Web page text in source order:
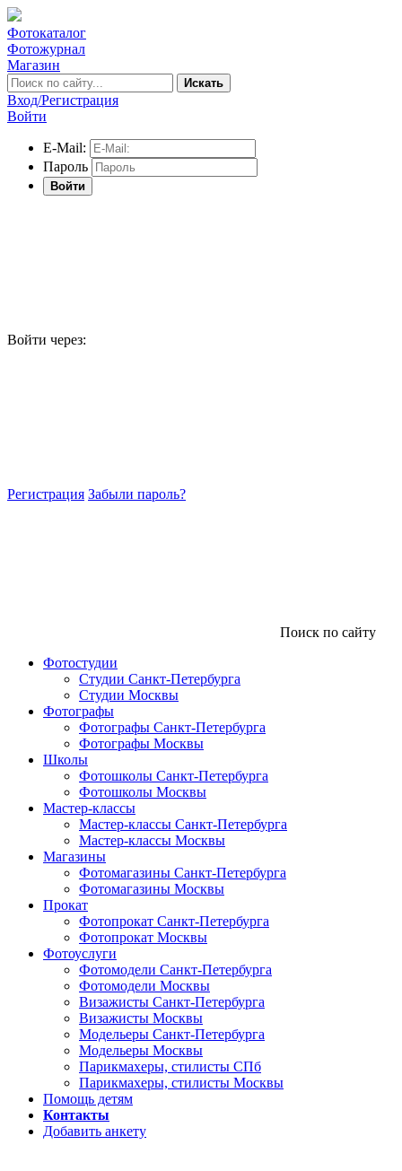
Фотокаталог
Фотожурнал
Магазин
Искать
Вход/Регистрация
Войти
E-Mail:
Пароль
Войти
Войти через:
Регистрация Забыли пароль?
Поиск по сайту
Фотостудии
Студии Санкт-Петербурга
Студии Москвы
Фотографы
Фотографы Санкт-Петербурга
Фотографы Москвы
Школы
Фотошколы Санкт-Петербурга
Фотошколы Москвы
Мастер-классы
Мастер-классы Санкт-Петербурга
Мастер-классы Москвы
Магазины
Фотомагазины Санкт-Петербурга
Фотомагазины Москвы
Прокат
Фотопрокат Санкт-Петербурга
Фотопрокат Москвы
Фотоуслуги
Фотомодели Санкт-Петербурга
Фотомодели Москвы
Визажисты Санкт-Петербурга
Визажисты Москвы
Модельеры Санкт-Петербурга
Модельеры Москвы
Парикмахеры, стилисты СПб
Парикмахеры, стилисты Москвы
Помощь детям
Контакты
Добавить анкету